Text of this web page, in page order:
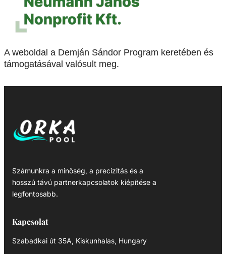
A weboldal a Demján Sándor Program keretében és
támogatásával valósult meg.
Számunkra a minőség, a precizitás és a
hosszú távú partnerkapcsolatok kiépítése a
legfontosabb.
Kapcsolat
Szabadkai út 35A, Kiskunhalas, Hungary